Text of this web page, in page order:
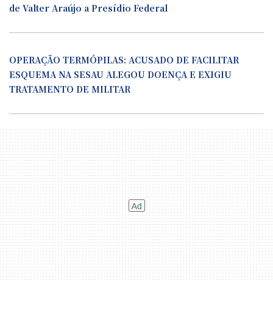
de Valter Araújo a Presídio Federal
OPERAÇÃO TERMÓPILAS: ACUSADO DE FACILITAR
ESQUEMA NA SESAU ALEGOU DOENÇA E EXIGIU
TRATAMENTO DE MILITAR